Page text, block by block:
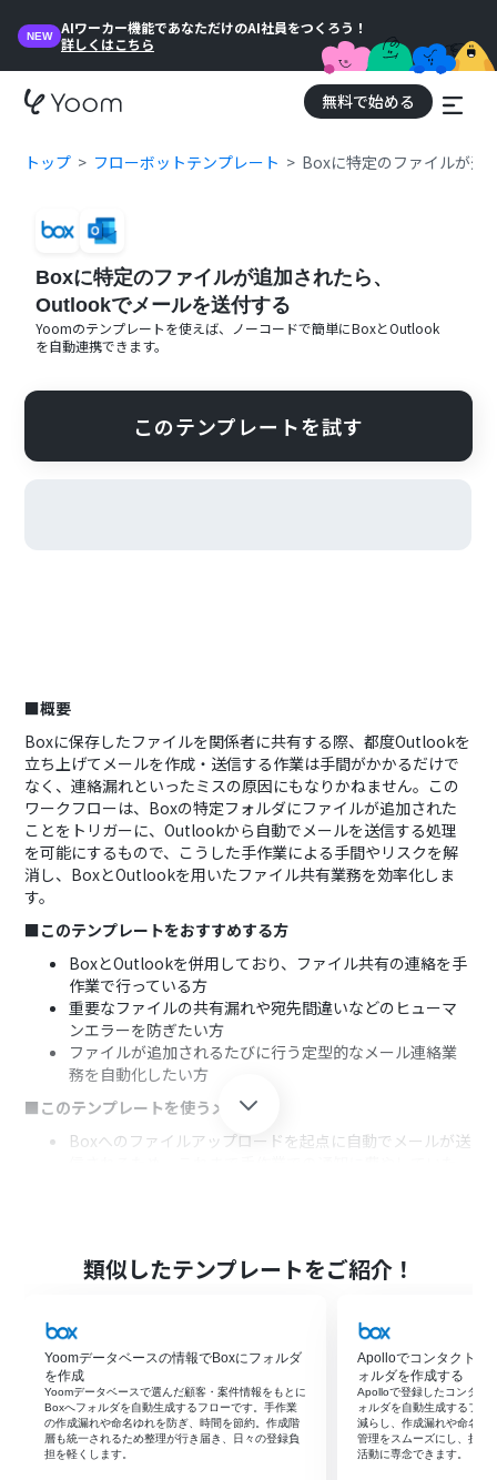
NEW
AIワーカー機能であなただけのAI社員をつくろう！
詳しくはこちら
無料で始める
トップ フローボットテンプレート Boxに特定のファイルが追
Boxに特定のファイルが追加されたら、
Outlookでメールを送付する
Yoomのテンプレートを使えば、ノーコードで簡単にBoxとOutlook
を自動連携できます。
このテンプレートを試す
■概要
Boxに保存したファイルを関係者に共有する際、都度Outlookを
立ち上げてメールを作成・送信する作業は手間がかかるだけで
なく、連絡漏れといったミスの原因にもなりかねません。この
ワークフローは、Boxの特定フォルダにファイルが追加された
ことをトリガーに、Outlookから自動でメールを送信する処理
を可能にするもので、こうした手作業による手間やリスクを解
消し、BoxとOutlookを用いたファイル共有業務を効率化しま
す。
■このテンプレートをおすすめする方
BoxとOutlookを併用しており、ファイル共有の連絡を手
作業で行っている方
重要なファイルの共有漏れや宛先間違いなどのヒューマ
ンエラーを防ぎたい方
ファイルが追加されるたびに行う定型的なメール連絡業
務を自動化したい方
■このテンプレートを使うメリット
Boxへのファイルアップロードを起点に自動でメールが送
■フローボットの流れ
はじめに、BoxとOutlookをYoomと連携します
次に、トリガーでBoxを選択し、「フォルダにファイルが
アップロードされたら」というアクションを設定します
次に、オペレーションで分岐機能を設定し、特定の条件
に合致した場合のみ後続のアクションが実行されるように
します
次に、オペレーションでBoxの「ファイルをダウンロー
類似したテンプレートをご紹介！
Yoomデータベースの情報でBoxにフォルダ
を作成
Yoomデータベースで選んだ顧客・案件情報をもとに
Boxへフォルダを自動生成するフローです。手作業
の作成漏れや命名ゆれを防ぎ、時間を節約。作成階
層も統一されるため整理が行き届き、日々の登録負
担を軽くします。
Apolloでコンタクトが
ォルダを作成する
Apolloで登録したコンタク
ォルダを自動生成するフロ
減らし、作成漏れや命名ミ
管理をスムーズにし、担当
活動に専念できます。